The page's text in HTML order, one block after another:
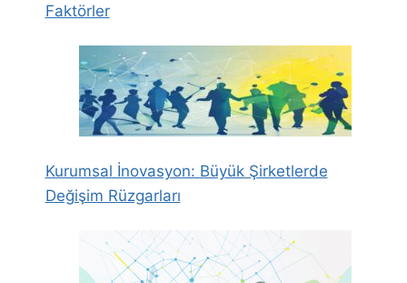
Faktörler
Kurumsal İnovasyon: Büyük Şirketlerde
Değişim Rüzgarları